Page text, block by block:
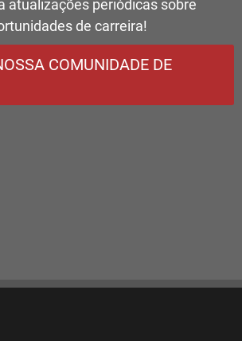
atualizações periódicas sobre
de carreira!
COMUNIDADE DE